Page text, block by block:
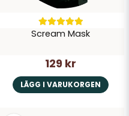
Scream Mask
129 kr
LÄGG I VARUKORGEN